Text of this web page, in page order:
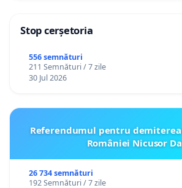
Stop cerșetoria
556 semnături
211 Semnături / 7 zile
30 Jul 2026
Referendumul pentru
României Nicusor
26 734 semnături
192 Semnături / 7 zile